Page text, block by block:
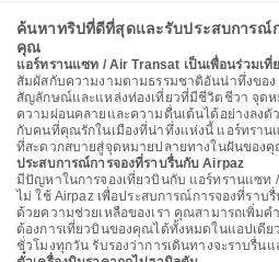
ค้นหาทริปที่ดีที่สุดและรับประสบการณ์
คุณ
แอร์ทรานแซท / Air Transat เป็นเพื่อนร่วมเ
สัมผัสกับความงามตามธรรมชาติอันน่าทึ่งขอ
สัญลักษณ์และแหล่งท่องเที่ยวที่มีชีวิตชีวา จุด
ความผ่อนคลายและความตื่นเต้นได้อย่างลงตั
กับคนที่คุณรักในเมืองที่น่าทึ่งแห่งนี้ แอร์ทราน
ที่สะดวกสบายสู่จุดหมายปลายทางในฝันของ
ประสบการณ์การจองที่ราบรื่นกับ Airpaz
มีปัญหาในการจองเที่ยวบินกับ แอร์ทรานแซท
ไม่ ใช้ Airpaz เพื่อประสบการณ์การจองที่ราบ
ด้วยความช่วยเหลือของเรา คุณสามารถเพิ่ม
ต้องการเที่ยวบินของคุณได้ทั้งหมดในแอปเดี
ชั่วโมงทุกวัน รับรองว่าการเดินทางจะราบรื่น